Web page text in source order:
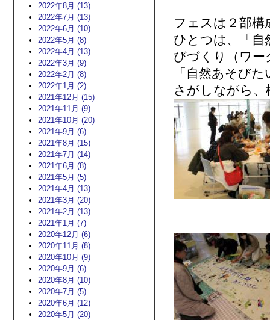
2022年8月 (13)
2022年7月 (13)
2022年6月 (10)
2022年5月 (8)
2022年4月 (13)
2022年3月 (9)
2022年2月 (8)
2022年1月 (2)
2021年12月 (15)
2021年11月 (9)
2021年10月 (20)
2021年9月 (6)
2021年8月 (15)
2021年7月 (14)
2021年6月 (8)
2021年5月 (5)
2021年4月 (13)
2021年3月 (20)
2021年2月 (13)
2021年1月 (7)
2020年12月 (6)
2020年11月 (8)
2020年10月 (9)
2020年9月 (6)
2020年8月 (10)
2020年7月 (5)
2020年6月 (12)
2020年5月 (20)
フェスは２部
ひとつは、「
びづくり（ワ
「自然あそび
さがしながら、